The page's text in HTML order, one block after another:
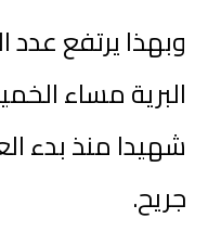
وبهذا يرتفع عدد
جريح.